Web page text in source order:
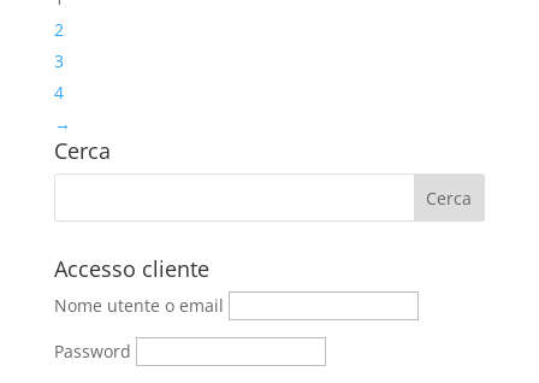
2
3
4
→
Cerca
Accesso cliente
Nome utente o email
Password